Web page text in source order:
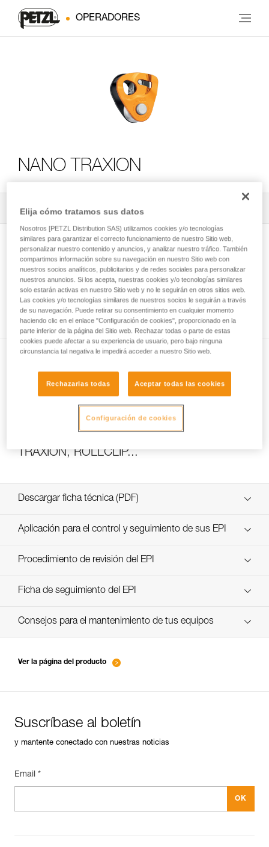
OPERADORES
NANO TRAXION
Todos los contenidos técnicos
Cómo calcular la relación del polipasto
Ensayos de eficacia y rendimiento de
TRAXION, ROLLCLIP...
Descargar ficha técnica (PDF)
Technical Notice
Aplicación para el control y seguimiento de sus EPI
descubra ePPEcentre
Procedimiento de revisión del EPI
verif-EPI-poulies_bloqueurs-procedure_ES
Ficha de seguimiento del EPI
verif-EPI-poulies_bloqueurs-suivi_ES
Consejos para el mantenimiento de tus equipos
Ver la página del producto
Suscríbase al boletín
y mantente conectado con nuestras noticias
Email *
Elija cómo tratamos sus datos
Nosotros [PETZL Distribution SAS) utilizamos cookies y/o tecnologías
similares para garantizar el correcto funcionamiento de nuestro Sitio web,
personalizar nuestro contenido y anuncios, y analizar nuestro tráfico. También
compartimos información sobre su navegación en nuestro Sitio web con
nuestros socios analíticos, publicitarios y de redes sociales para personalizar
nuestros anuncios. Si los acepta, nuestras cookies y/o tecnologías similares
solo estarán activas en nuestro Sitio web y no le seguirán en otros sitios web.
Las cookies y/o tecnologías similares de nuestros socios le seguirán a través
de su navegación. Puede retirar su consentimiento en cualquier momento
haciendo clic en el enlace "Configuración de cookies", proporcionado en la
parte inferior de la página del Sitio web. Rechazar todas o parte de estas
cookies puede afectar a su experiencia de usuario, pero bajo ninguna
circunstancia tal negativa le impedirá acceder a nuestro Sitio web.
Rechazarlas todas Aceptar todas las cookies
Configuración de cookies